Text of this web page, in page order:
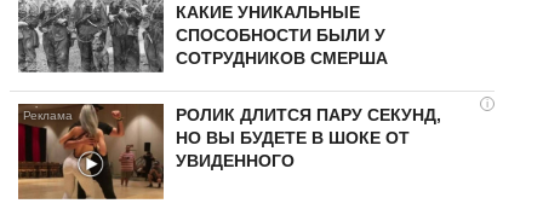
КАКИЕ УНИКАЛЬНЫЕ
СПОСОБНОСТИ БЫЛИ У
СОТРУДНИКОВ СМЕРША
i
РОЛИК ДЛИТСЯ ПАРУ СЕКУНД,
НО ВЫ БУДЕТЕ В ШОКЕ ОТ
УВИДЕННОГО